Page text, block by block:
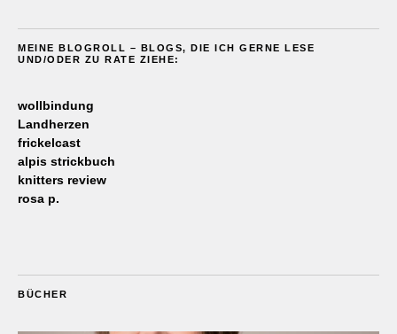
MEINE BLOGROLL – BLOGS, DIE ICH GERNE LESE
UND/ODER ZU RATE ZIEHE:
wollbindung
Landherzen
frickelcast
alpis strickbuch
knitters review
rosa p.
BÜCHER